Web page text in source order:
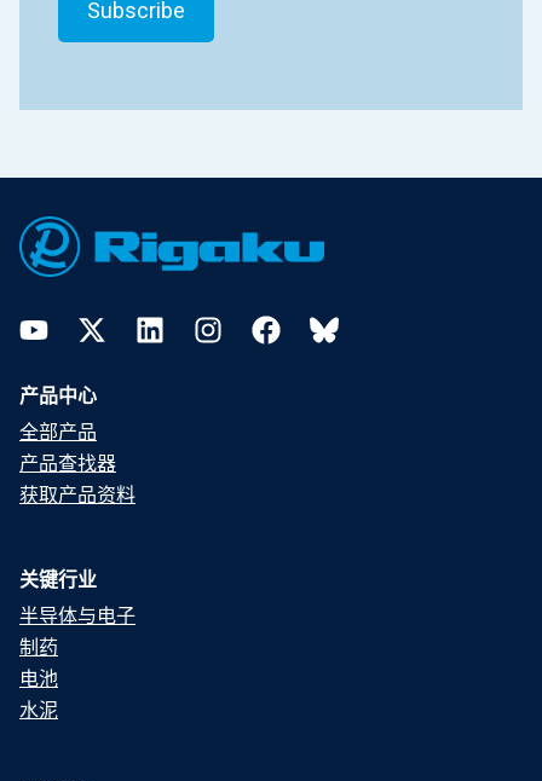
YouTubeTwitter LinkedInInstagramFacebookBluesky
产品中心
全部产品
产品查找器
获取产品资料
关键行业
半导体与电子
制药
电池
水泥